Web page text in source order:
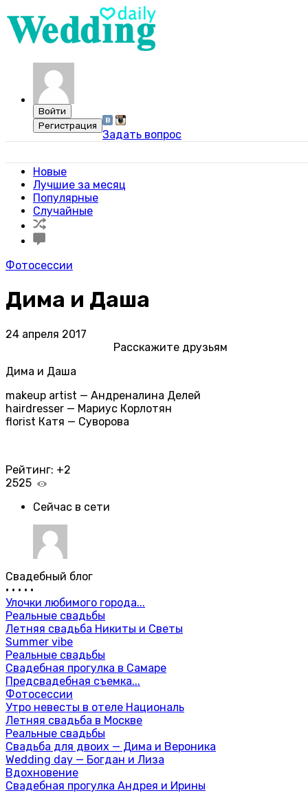
Задать вопрос
Новые
Лучшие за месяц
Популярные
Случайные
Фотосессии
Дима и Даша
24 апреля 2017
Расскажите друзьям
Дима и Даша
makeup artist — Андреналина Делей
hairdresser — Мариус Корлотян
florist Катя — Суворова
Рейтинг: +2
2525
Сейчас в сети
Свадебный блог
• • • • •
Улочки любимого города...
Реальные свадьбы
Летняя свадьба Никиты и Светы
Summer vibe
Реальные свадьбы
Свадебная прогулка в Самаре
Предсвадебная съемка...
Фотосессии
Утро невесты в отеле Националь
Летняя свадьба в Москве
Реальные свадьбы
Свадьба для двоих — Дима и Вероника
Wedding day — Богдан и Лиза
Вдохновение
Свадебная прогулка Андрея и Ирины